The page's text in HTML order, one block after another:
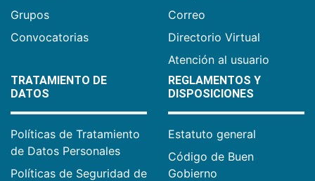
Grupos
Convocatorias
Correo
Directorio Virtual
Atención al usuario
TRATAMIENTO DE
DATOS
Políticas de Tratamiento
de Datos Personales
Políticas de Seguridad de
REGLAMENTOS Y
DISPOSICIONES
Estatuto general
Código de Buen
Gobierno